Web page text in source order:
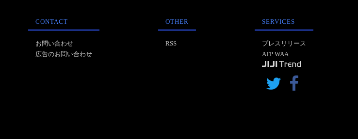
CONTACT
お問い合わせ
広告のお問い合わせ
OTHER
RSS
SERVICES
プレスリリース
AFP WAA